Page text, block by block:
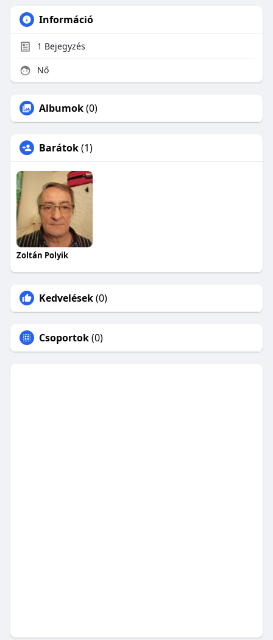
Információ
1 Bejegyzés
Nő
Albumok(0)
Barátok(1)
Zoltán Polyik
Kedvelések(0)
Csoportok(0)